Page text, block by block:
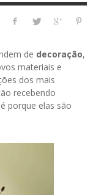
de decoração,
materiais e
dos mais
recebendo
porque elas são